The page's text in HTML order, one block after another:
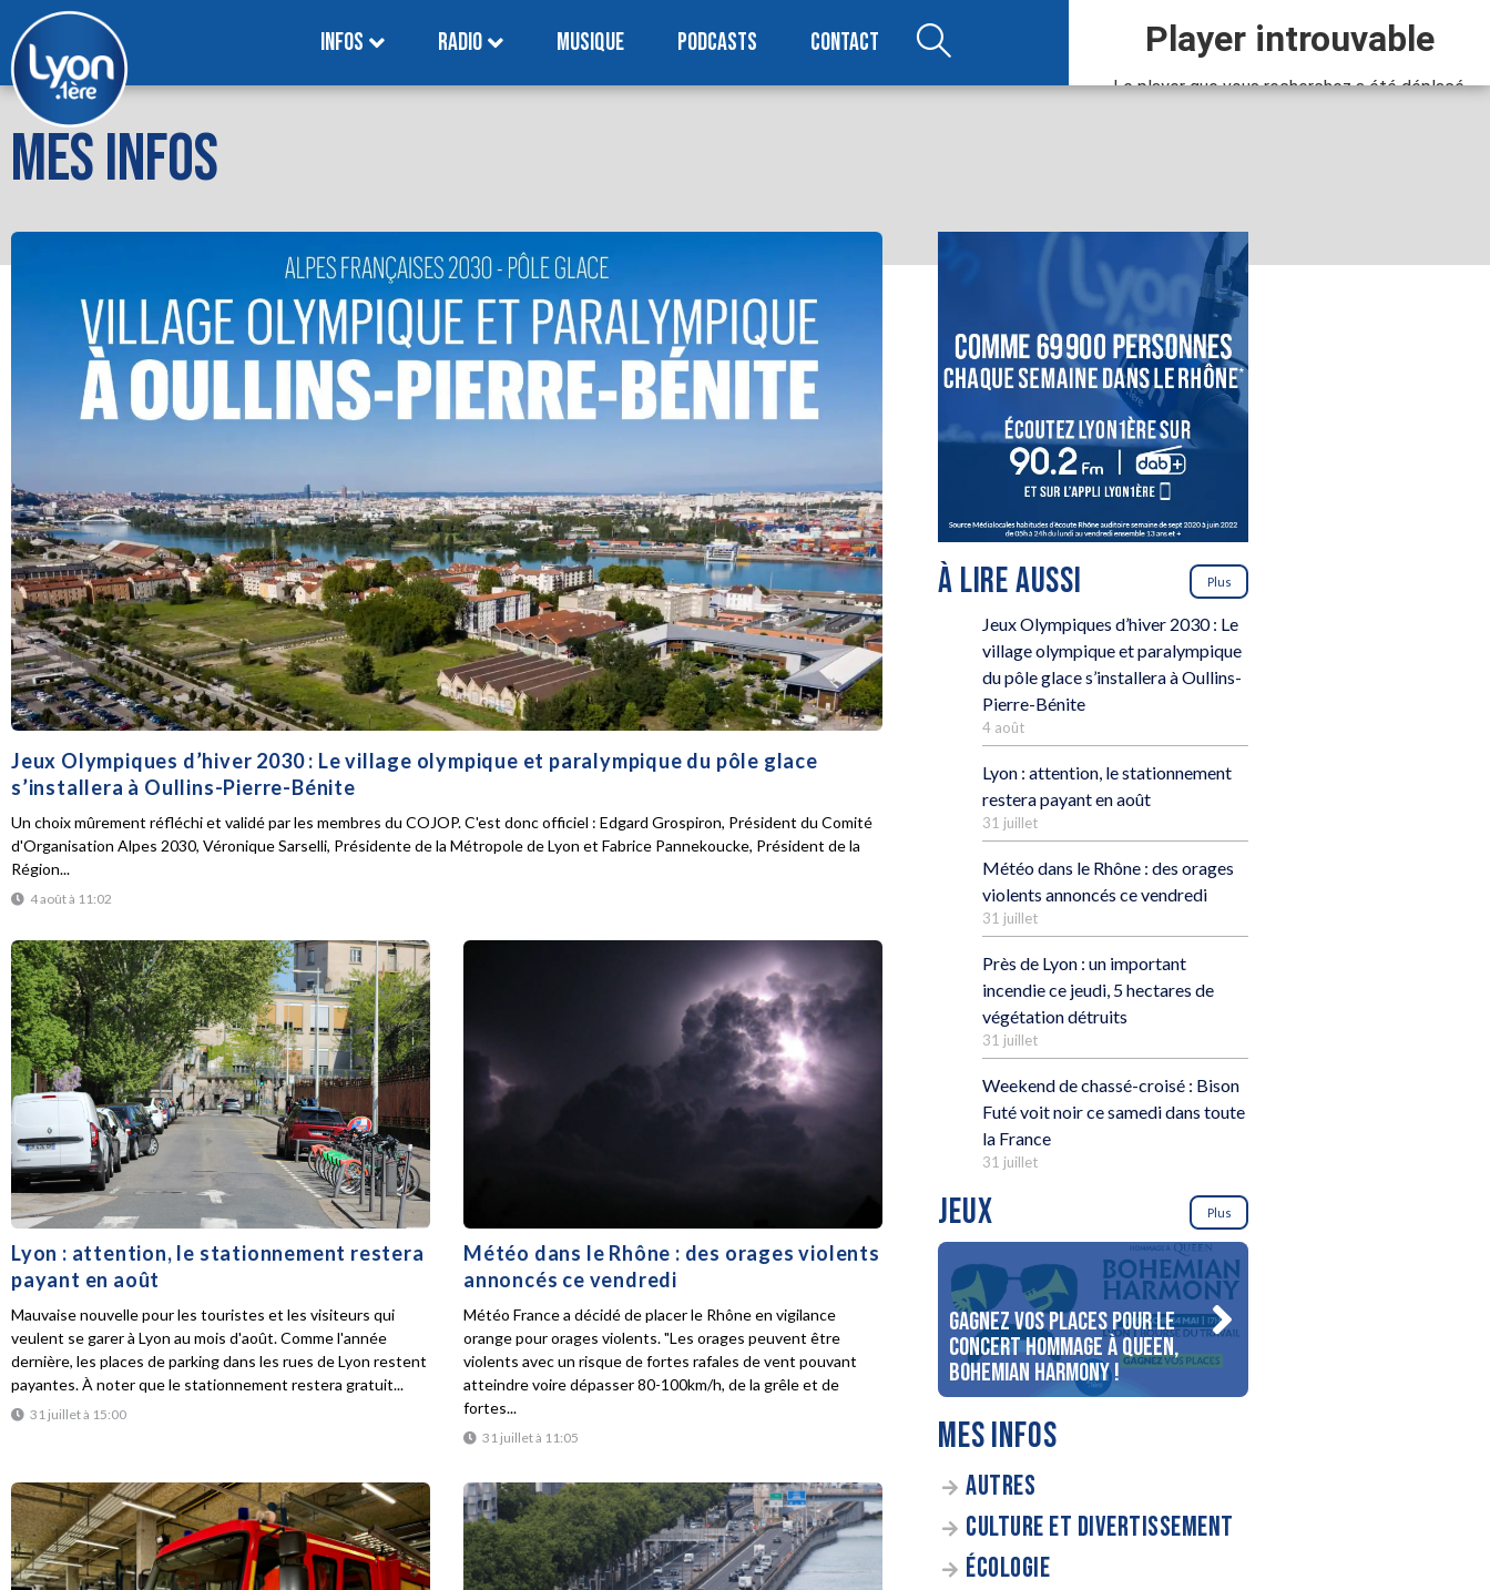
INFOS RADIO MUSIQUE PODCASTS CONTACT
MES INFOS
Jeux Olympiques d’hiver 2030 : Le village olympique et paralympique du pôle glace
s’installera à Oullins-Pierre-Bénite
4 août à 11:02
Un choix mûrement réfléchi et validé par les membres du COJOP. C'est donc officiel : Edgard Grospiron, Président du Comité
d'Organisation Alpes 2030, Véronique Sarselli, Présidente de la Métropole de Lyon et Fabrice Pannekoucke, Président de la
Région...
Lyon : attention, le stationnement restera
payant en août
31 juillet à 15:00
Mauvaise nouvelle pour les touristes et les visiteurs qui
veulent se garer à Lyon au mois d'août. Comme l'année
dernière, les places de parking dans les rues de Lyon restent
payantes. À noter que le stationnement restera gratuit...
Météo dans le Rhône : des orages violents
annoncés ce vendredi
31 juillet à 11:05
Météo France a décidé de placer le Rhône en vigilance
orange pour orages violents. "Les orages peuvent être
violents avec un risque de fortes rafales de vent pouvant
atteindre voire dépasser 80-100km/h, de la grêle et de
fortes...
À LIRE AUSSI Plus
Jeux Olympiques d’hiver 2030 : Le
village olympique et paralympique
du pôle glace s’installera à Oullins-
Pierre-Bénite
4 août
Lyon : attention, le stationnement
restera payant en août
31 juillet
Météo dans le Rhône : des orages
violents annoncés ce vendredi
31 juillet
Près de Lyon : un important
incendie ce jeudi, 5 hectares de
végétation détruits
31 juillet
Weekend de chassé-croisé : Bison
Futé voit noir ce samedi dans toute
la France
31 juillet
JEUX Plus
Gagnez vos places pour le
concert Hommage à Queen,
Bohemian Harmony !
MES INFOS
AUTRES
CULTURE ET DIVERTISSEMENT
ÉCOLOGIE